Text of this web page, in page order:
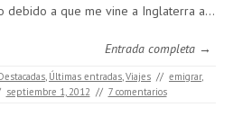
debido a que me vine a Inglaterra a…
Entrada completa →
Últimas entradas Viajes // emigrar,
septiembre 1, 2012 // 7 comentarios